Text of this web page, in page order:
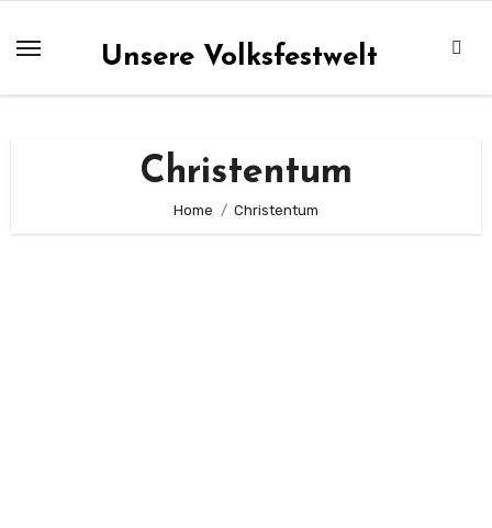
Inhalt
Unsere Volksfestwelt
Christentum
Home Christentum